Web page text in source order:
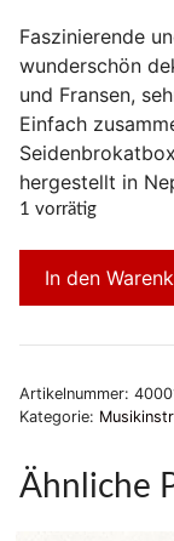
Faszinierende
wunderschön
und Fransen,
Einfach
hergestellt in
1 vorrätig
In den
Artikelnummer:
Kategorie:
Ähnliche